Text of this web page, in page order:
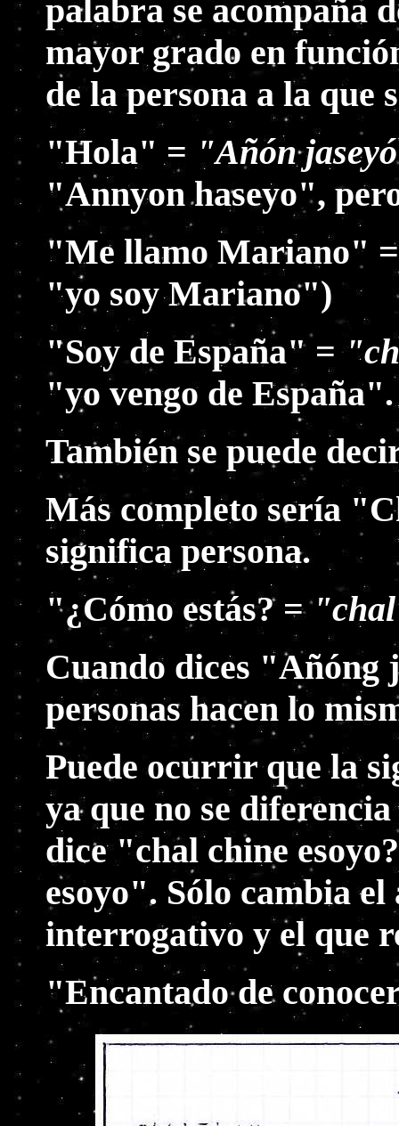
palabra se acompaña
mayor grado en
de la persona a la que
"Hola" = "Añón
"Annyon haseyo",
"Me llamo Mariano"
"yo soy Mariano")
"Soy de España" =
"yo vengo de España".
También se puede
Más completo sería
significa persona.
"¿Cómo estás? ="chal
Cuando dices "Añóng
personas hacen lo
Puede ocurrir que la
ya que no se
dice "chal chine
esoyo". Sólo cambia
interrogativo y el que
"Encantado de